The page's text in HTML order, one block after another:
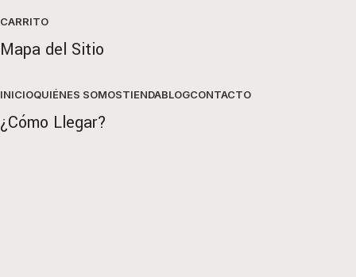
CARRITO
Mapa del Sitio
INICIOQUIÉNES SOMOSTIENDABLOGCONTACTO
¿Cómo Llegar?